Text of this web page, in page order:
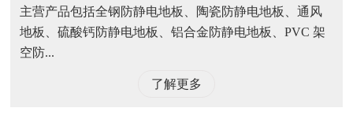
主营产品包括全钢防静电地板、陶瓷防静电地板、通风
地板、硫酸钙防静电地板、铝合金防静电地板、PVC 架
空防...
了解更多